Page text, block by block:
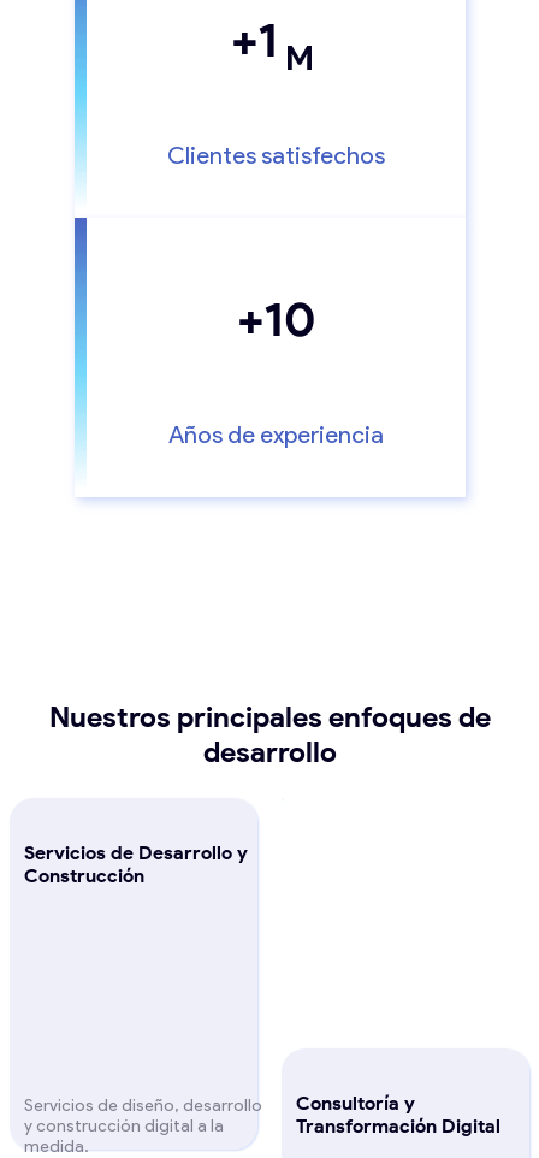
+1 M
Clientes satisfechos
+10
Años de experiencia
Nuestros principales enfoques de
desarrollo
Servicios de Desarrollo y
Construcción
Servicios de diseño, desarrollo
y construcción digital a la
medida.
Consultoría y
Transformación Digital